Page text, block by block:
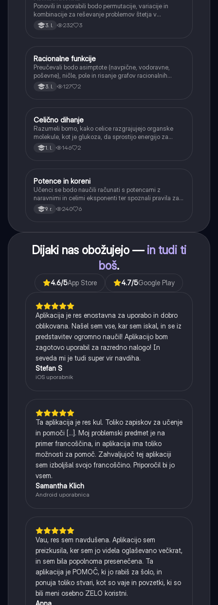
Ponovili in uporabili bodo permutacije, variacije in
kombinacije za reševanje problemov štetja v
verjetnosti.
3. l. 232 3
Matematika
Racionalne funkcije
Preučevali bodo asimptote (navpične, vodoravne,
poševne), ničle, pole in risanje grafov racionalnih
funkcij.
3. l. 127 2
Biologija
Celično dihanje
Razumeli bomo, kako celice razgrajujejo organske
molekule, kot je glukoza, da sprostijo energijo za
svoje delovanje.
1. l. 146 2
Matematika
Potence in koreni
Učenci se bodo naučili računati s potencami z
naravnimi in celimi eksponenti ter spoznali pravila za
računanje z njimi. Obravnavali bodo kvadratne in
kubične korene ter delno korenjenje in racionalizacijo
9. r. 240 6
Dijaki nas obožujejo — in tudi ti
boš.
4.6/5App Store 4.7/5Google Play
Aplikacija je res enostavna za uporabo in dobro
oblikovana. Našel sem vse, kar sem iskal, in se iz
predstavitev ogromno naučil! Aplikacijo bom
zagotovo uporabil za razredno nalogo! In
seveda mi je tudi super vir navdiha.
Stefan S
iOS uporabnik
Ta aplikacija je res kul. Toliko zapiskov za učenje
in pomoči [...]. Moj problemski predmet je na
primer francoščina, in aplikacija ima toliko
možnosti za pomoč. Zahvaljujoč tej aplikaciji
sem izboljšal svojo francoščino. Priporočil bi jo
vsem.
Samantha Klich
Android uporabnica
Vau, res sem navdušena. Aplikacijo sem
preizkusila, ker sem jo videla oglaševano večkrat,
in sem bila popolnoma presenečena. Ta
aplikacija je POMOČ, ki jo rabiš za šolo, in
ponuja toliko stvari, kot so vaje in povzetki, ki so
bili meni osebno ZELO koristni.
Anna